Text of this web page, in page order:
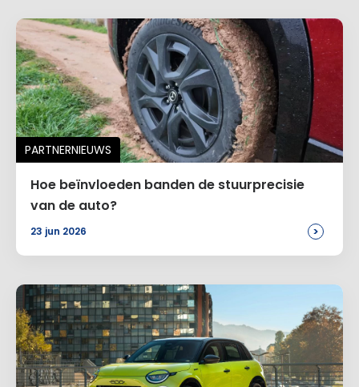
Naam*
E-mail*
Site
Voeg een reactie toe
PARTNERNIEUWS
Hoe beïnvloeden banden de stuurprecisie
van de auto?
23 jun 2026 >